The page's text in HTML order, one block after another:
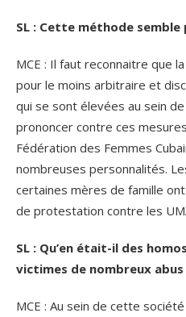
SL : Cette méthode
MCE : Il faut reconnaitre que
pour le moins arbitraire et
qui se sont élevées au sein
prononcer contre ces
Fédération des Femmes
nombreuses personnalités.
certaines mères de famille
de protestation contre les
SL : Qu’en était-il des
victimes de nombreux abus
MCE : Au sein de cette